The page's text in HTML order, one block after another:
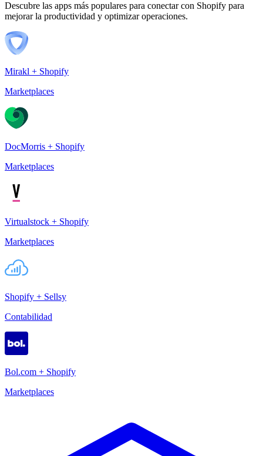
Descubre las apps más populares para conectar con Shopify para
mejorar la productividad y optimizar operaciones.
Mirakl + Shopify
Marketplaces
DocMorris + Shopify
Marketplaces
Virtualstock + Shopify
Marketplaces
Shopify + Sellsy
Contabilidad
Bol.com + Shopify
Marketplaces